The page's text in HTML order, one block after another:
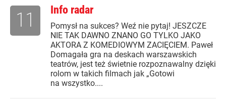
Info radar
Pomysł na sukces? Weź nie pytaj! JESZCZE
NIE TAK DAWNO ZNANO GO TYLKO JAKO
AKTORA Z KOMEDIOWYM ZACIĘCIEM. Paweł
Domagała gra na deskach warszawskich
teatrów, jest też świetnie rozpoznawalny dzięki
rolom w takich filmach jak „Gotowi
na wszystko....
11